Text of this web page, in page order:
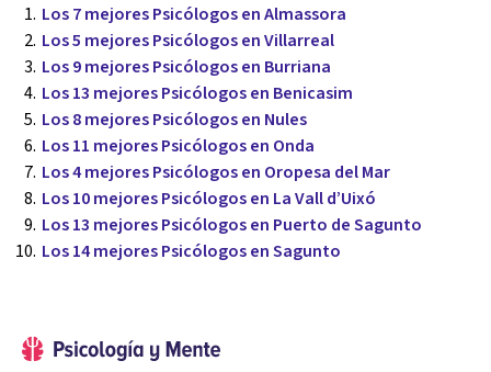
Los 7 mejores Psicólogos en Almassora
Los 5 mejores Psicólogos en Villarreal
Los 9 mejores Psicólogos en Burriana
Los 13 mejores Psicólogos en Benicasim
Los 8 mejores Psicólogos en Nules
Los 11 mejores Psicólogos en Onda
Los 4 mejores Psicólogos en Oropesa del Mar
Los 10 mejores Psicólogos en La Vall d’Uixó
Los 13 mejores Psicólogos en Puerto de Sagunto
Los 14 mejores Psicólogos en Sagunto